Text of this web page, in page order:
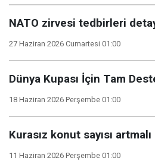
NATO zirvesi tedbirleri
27 Haziran 2026 Cumartesi 01:00
Dünya Kupası İçin Tam
18 Haziran 2026 Perşembe 01:00
Kurasız konut sayısı artmalı
11 Haziran 2026 Perşembe 01:00